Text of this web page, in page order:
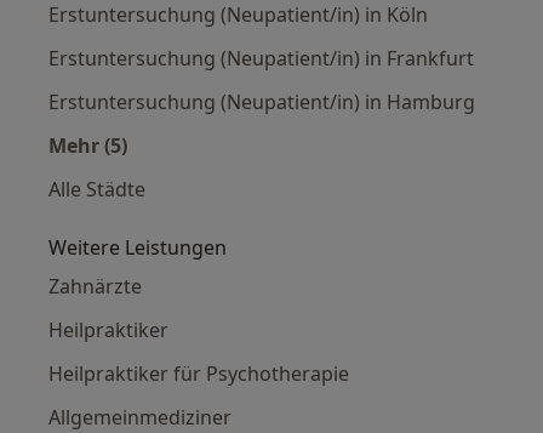
Erstuntersuchung (Neupatient/in) in Köln
Erstuntersuchung (Neupatient/in) in Frankfurt
Erstuntersuchung (Neupatient/in) in Hamburg
Mehr (5)
Alle Städte
Weitere Leistungen
Zahnärzte
Heilpraktiker
Heilpraktiker für Psychotherapie
Allgemeinmediziner